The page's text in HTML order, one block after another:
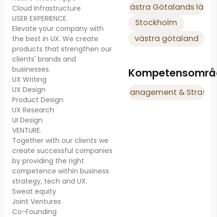
Cloud Infrastructure
USER EXPERIENCE.
Elevate your company with
the best in UX. We create
products that strengthen our
clients' brands and
businesses.
UX Writing
UX Design
Product Design
UX Research
UI Design
VENTURE.
Together with our clients we
create successful companies
by providing the right
competence within business
strategy, tech and UX.
Sweat equity
Joint Ventures
Co-Founding
Västra Götalands län
Stockholm
västra götaland
Management &